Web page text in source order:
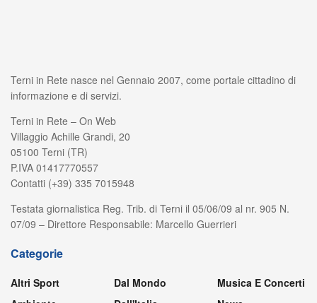
Terni in Rete nasce nel Gennaio 2007, come portale cittadino di
informazione e di servizi.
Terni in Rete – On Web
Villaggio Achille Grandi, 20
05100 Terni (TR)
P.IVA 01417770557
Contatti (+39) 335 7015948
Testata giornalistica Reg. Trib. di Terni il 05/06/09 al nr. 905 N.
07/09 – Direttore Responsabile: Marcello Guerrieri
Categorie
Altri Sport
Dal Mondo
Musica E Concerti